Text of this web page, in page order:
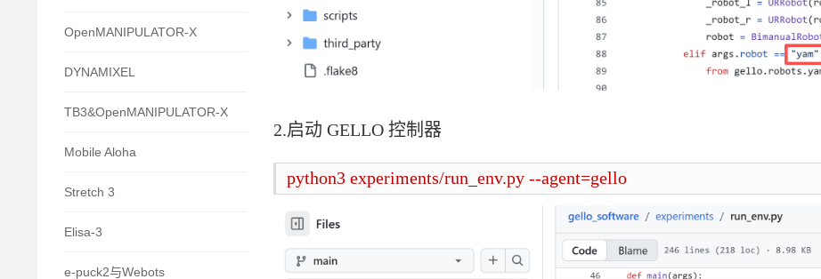
OpenMANIPULATOR-X
DYNAMIXEL
TB3&OpenMANIPULATOR-X
Mobile Aloha
Stretch 3
Elisa-3
e-puck2与Webots
2.启动 GELLO 控制器
python3 experiments/run_env.py --agent=gello